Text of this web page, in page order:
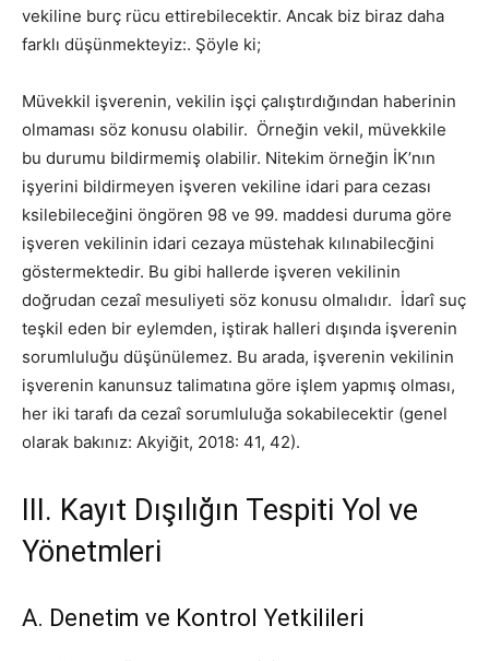
vekiline burç rücu ettirebilecektir. Ancak biz biraz daha
farklı düşünmekteyiz:. Şöyle ki;
Müvekkil işverenin, vekilin işçi çalıştırdığından haberinin
olmaması söz konusu olabilir. Örneğin vekil, müvekkile
bu durumu bildirmemiş olabilir. Nitekim örneğin İK’nın
işyerini bildirmeyen işveren vekiline idari para cezası
ksilebileceğini öngören 98 ve 99. maddesi duruma göre
işveren vekilinin idari cezaya müstehak kılınabilecğini
göstermektedir. Bu gibi hallerde işveren vekilinin
doğrudan cezaî mesuliyeti söz konusu olmalıdır. İdarî suç
teşkil eden bir eylemden, iştirak halleri dışında işverenin
sorumluluğu düşünülemez. Bu arada, işverenin vekilinin
işverenin kanunsuz talimatına göre işlem yapmış olması,
her iki tarafı da cezaî sorumluluğa sokabilecektir (genel
olarak bakınız: Akyiğit, 2018: 41, 42).
III. Kayıt Dışılığın Tespiti Yol ve
Yönetmleri
A. Denetim ve Kontrol Yetkilileri